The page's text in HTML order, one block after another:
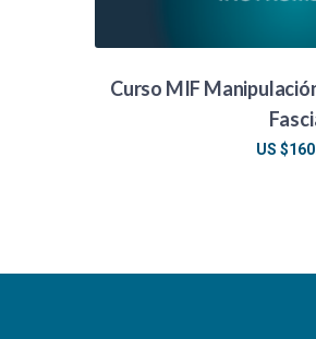
Curso MIF
US $